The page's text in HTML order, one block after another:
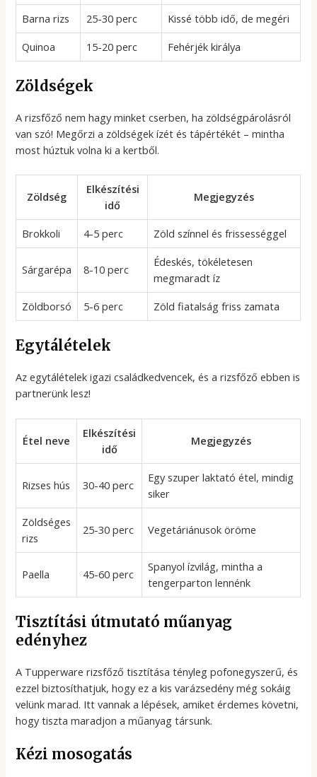
Barna rizs 25-30 perc
Kissé több idő, de megéri
Quinoa
15-20 perc Fehérjék királya
Zöldségek
A rizsfőző nem hagy minket cserben, ha zöldségpárolásról
van szó! Megőrzi a zöldségek ízét és tápértékét – mintha
most húztuk volna ki a kertből.
Zöldség
Elkészítési
idő
Megjegyzés
Brokkoli 4-5 perc Zöld színnel és frissességgel
Sárgarépa 8-10 perc
Édeskés, tökéletesen
megmaradt íz
Zöldborsó
5-6 perc Zöld fiatalság friss zamata
Egytálételek
Az egytálételek igazi családkedvencek, és a rizsfőző ebben is
partnerünk lesz!
Étel neve
Elkészítési
idő
Megjegyzés
Rizses hús 30-40 perc
Egy szuper laktató étel, mindig
siker
Zöldséges
rizs
25-30 perc Vegetáriánusok öröme
Paella 45-60 perc
Spanyol ízvilág, mintha a
tengerparton lennénk
Tisztítási útmutató műanyag
edényhez
A Tupperware rizsfőző tisztítása tényleg pofonegyszerű, és
ezzel biztosíthatjuk, hogy ez a kis varázsedény még sokáig
velünk marad. Itt vannak a lépések, amiket érdemes követni,
hogy tiszta maradjon a műanyag társunk.
Kézi mosogatás